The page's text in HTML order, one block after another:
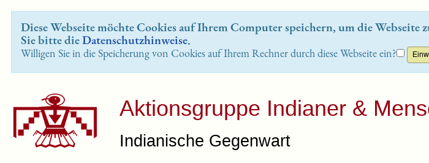
Diese Webseite möchte Cookies auf Ihrem Computer speichern, um die
Sie bitte dieDatenschutzhinweise.
Willigen Sie in die Speicherung von Cookies auf Ihrem Rechner durch diese Webseite ein?
Aktionsgruppe Indianer &
Indianische Gegenwart